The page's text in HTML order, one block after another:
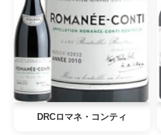
DRCロマネ・コンティ